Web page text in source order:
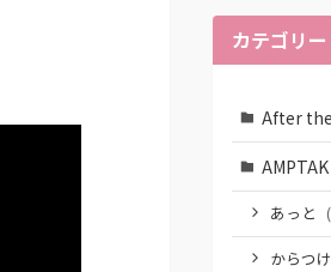
カテゴリー
After
AMPTAK
あっと
からつ